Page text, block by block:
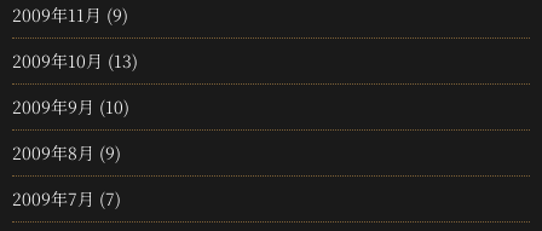
2009年11月 (9)
2009年10月 (13)
2009年9月 (10)
2009年8月 (9)
2009年7月 (7)